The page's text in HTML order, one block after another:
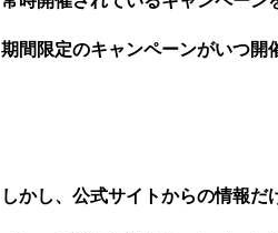
期間限定のキャンペーンがいつ開
しかし、公式サイトからの情報だ